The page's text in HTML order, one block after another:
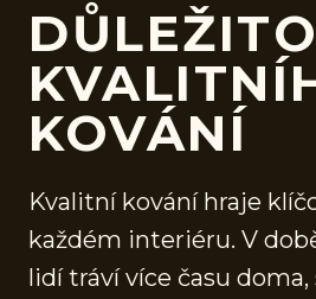
KOVÁNÍ
Kvalitní kování hraje
každém interiéru. V
lidí tráví více času doma,